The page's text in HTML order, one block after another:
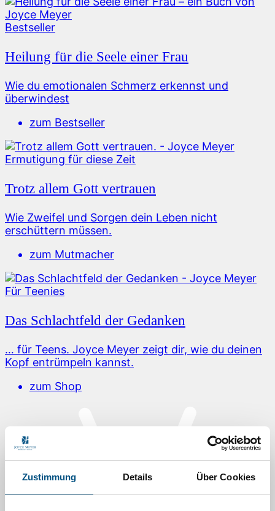
Zustimmung Details Über Cookies
Bestseller
Heilung für die Seele einer Frau
Wie du emotionalen Schmerz erkennst und
überwindest
zum Bestseller
Ermutigung für diese Zeit
Trotz allem Gott vertrauen
Wie Zweifel und Sorgen dein Leben nicht
erschüttern müssen.
zum Mutmacher
Für Teenies
Das Schlachtfeld der Gedanken
… für Teens. Joyce Meyer zeigt dir, wie du deinen
Kopf entrümpeln kannst.
zum Shop